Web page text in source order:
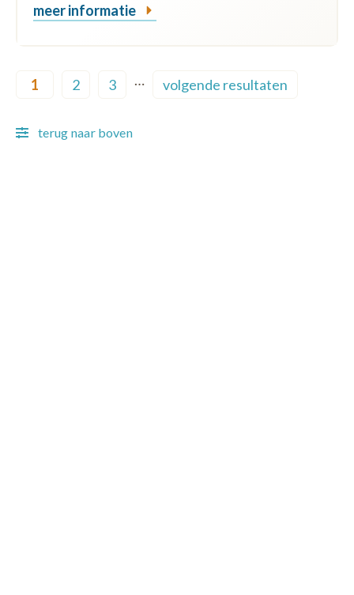
meer informatie
1 2 3
…
volgende resultaten
terug naar boven